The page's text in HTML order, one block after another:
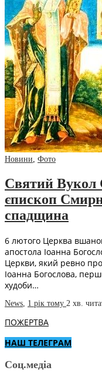
Новини, Фото
Святий
єпископ
спадщина
6 лютого Церква
апостола Іоанна
Церкви, який ревно
Іоанна Богослова,
худоби…
News, 1 рік тому 2 хв.
ПОЖЕРТВА
НАШ ТЕЛЕГРАМ
Соц.медіа